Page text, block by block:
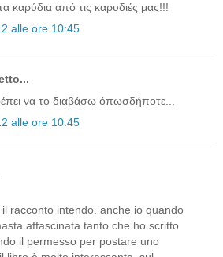
καρύδια από τις καρυδιές μας!!!
alle ore 10:45
να το διαβάσω όπωσδήποτε...
alle ore 10:45
racconto intendo. anche io quando
affascinata tanto che ho scritto
il permesso per postare uno